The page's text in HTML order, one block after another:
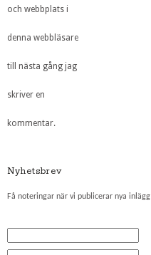
och webbplats i
denna webbläsare
till nästa gång jag
skriver en
kommentar.
Nyhetsbrev
Få noteringar när vi publicerar nya inlägg